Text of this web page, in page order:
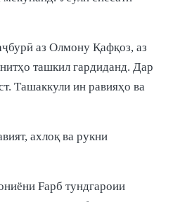
аз Олмону Қафқоз, аз
ташкил гардиданд. Дар
Ташаккули ин равияҳо ва
ахлоқ ва рукни
Fарб тундгароии